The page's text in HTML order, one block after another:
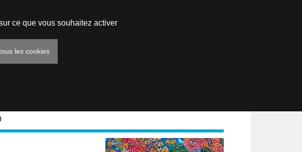
par la
ce que vous souhaitez activer
les cookies